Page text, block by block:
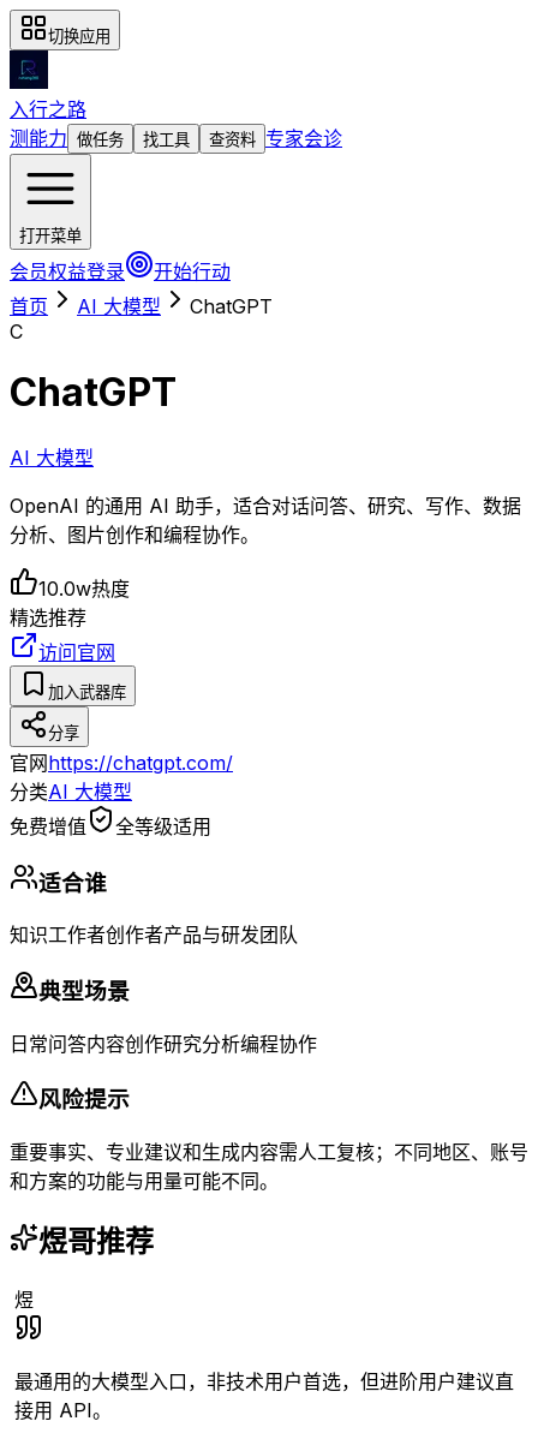
切换应用
入行之路
测能力 做任务 找工具 查资料 专家会诊
打开菜单
会员权益登录
开始行动
首页
AI 大模型
ChatGPT
C
ChatGPT
AI 大模型
OpenAI 的通用 AI 助手，适合对话问答、研究、写作、数据
分析、图片创作和编程协作。
10.0w热度
精选推荐
访问官网
加入武器库
分享
官网https://chatgpt.com/
分类AI 大模型
免费增值
全等级适用
适合谁
知识工作者创作者产品与研发团队
典型场景
日常问答内容创作研究分析编程协作
风险提示
重要事实、专业建议和生成内容需人工复核；不同地区、账号
和方案的功能与用量可能不同。
煜哥推荐
煜
最通用的大模型入口，非技术用户首选，但进阶用户建议直
接用 API。